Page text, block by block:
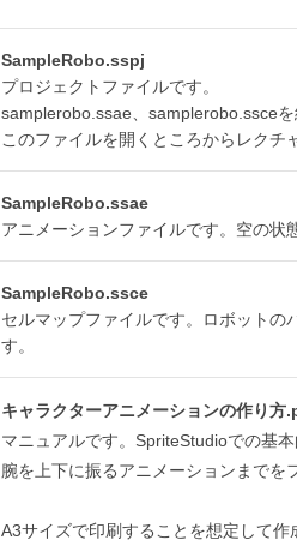
SampleRobo.sspj
プロジェクトファイルです。
samplerobo.ssae、samplerobo.ssceを
このファイルを開くところからレクチ
SampleRobo.ssae
アニメーションファイルです。空の状
SampleRobo.ssce
セルマップファイルです。ロボットの
す。
キャラクターアニメーションの作り方
マニュアルです。SpriteStudioでの基
腕を上下に振るアニメーションまでを
A3サイズで印刷することを想定して作